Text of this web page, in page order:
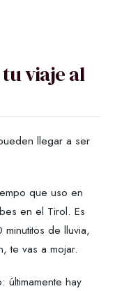
viaje al
llegar a ser
que uso en
en el Tirol. Es
de lluvia,
te vas a mojar.
últimamente hay